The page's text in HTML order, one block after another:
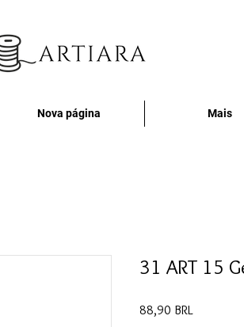
Nova página Mais
31 ART 15
88,90 BRL